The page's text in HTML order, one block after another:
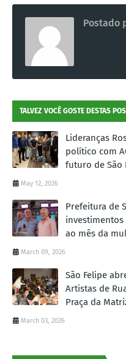
Postado
TALVEZ VOCÊ GOSTE DESTAS
Lideranças
político com
futuro de São
May 12, 2026
Prefeitura de
ao mês da
March 09, 2026
São Felipe
Artistas de
Praça da
March 03, 2026